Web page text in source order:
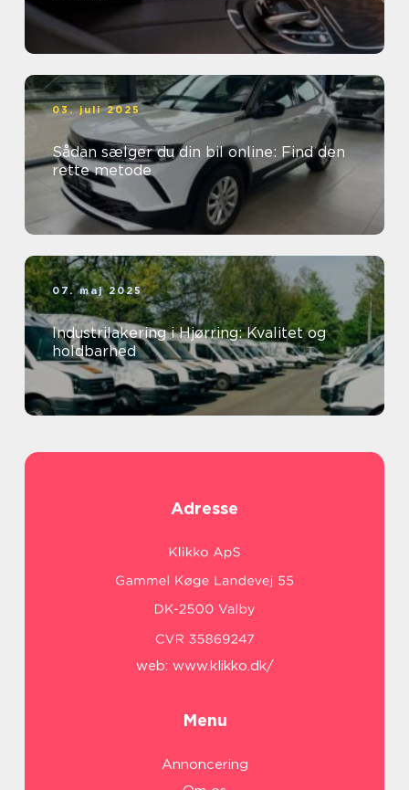
03. juli 2025
Sådan sælger du din bil online: Find den
rette metode
07. maj 2025
Industrilakering i Hjørring: Kvalitet og
holdbarhed
Adresse
web: www.klikko.dk/
Menu
Annoncering